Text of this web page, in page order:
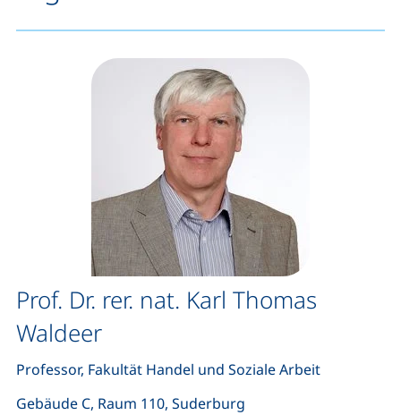
Prof. Dr. rer. nat. Karl Thomas
Waldeer
Professor, Fakultät Handel und Soziale Arbeit
Gebäude C, Raum 110, Suderburg